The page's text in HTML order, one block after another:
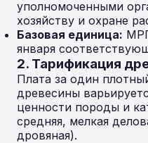
уполномоченными
хозяйству и охране
Базовая единица:
января
2. Тарификация
Плата за один
древесины
ценности породы и
средняя, мелкая
дровяная).